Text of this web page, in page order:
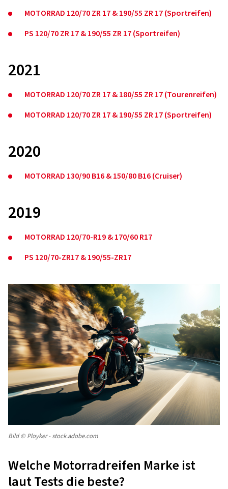
MOTORRAD 120/70 ZR 17 & 190/55 ZR 17 (Sportreifen)
PS 120/70 ZR 17 & 190/55 ZR 17 (Sportreifen)
2021
MOTORRAD 120/70 ZR 17 & 180/55 ZR 17 (Tourenreifen)
MOTORRAD 120/70 ZR 17 & 190/55 ZR 17 (Sportreifen)
2020
MOTORRAD 130/90 B16 & 150/80 B16 (Cruiser)
2019
MOTORRAD 120/70-R19 & 170/60 R17
PS 120/70-ZR17 & 190/55-ZR17
Bild © Ployker - stock.adobe.com
Welche Motorradreifen Marke ist
laut Tests die beste?